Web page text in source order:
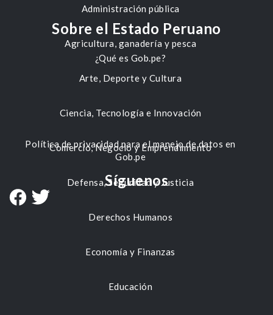
Administración pública
Agricultura, ganadería y pesca
Arte, Deporte y Cultura
Ciencia, Tecnología e Innovación
Comercio, Negocio y Emprendimiento
Defensa, Seguridad y Justicia
Derechos Humanos
Economía y Finanzas
Educación
Sobre el Estado Peruano
¿Qué es Gob.pe?
Política de privacidad para el manejo de datos en
Gob.pe
Síguenos